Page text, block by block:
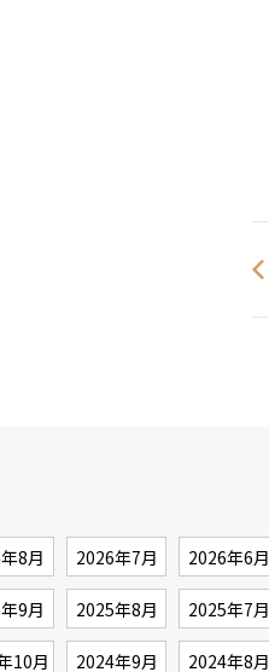
8月 2026年7月 2026年6月
9月 2025年8月 2025年7月
10月 2024年9月 2024年8月